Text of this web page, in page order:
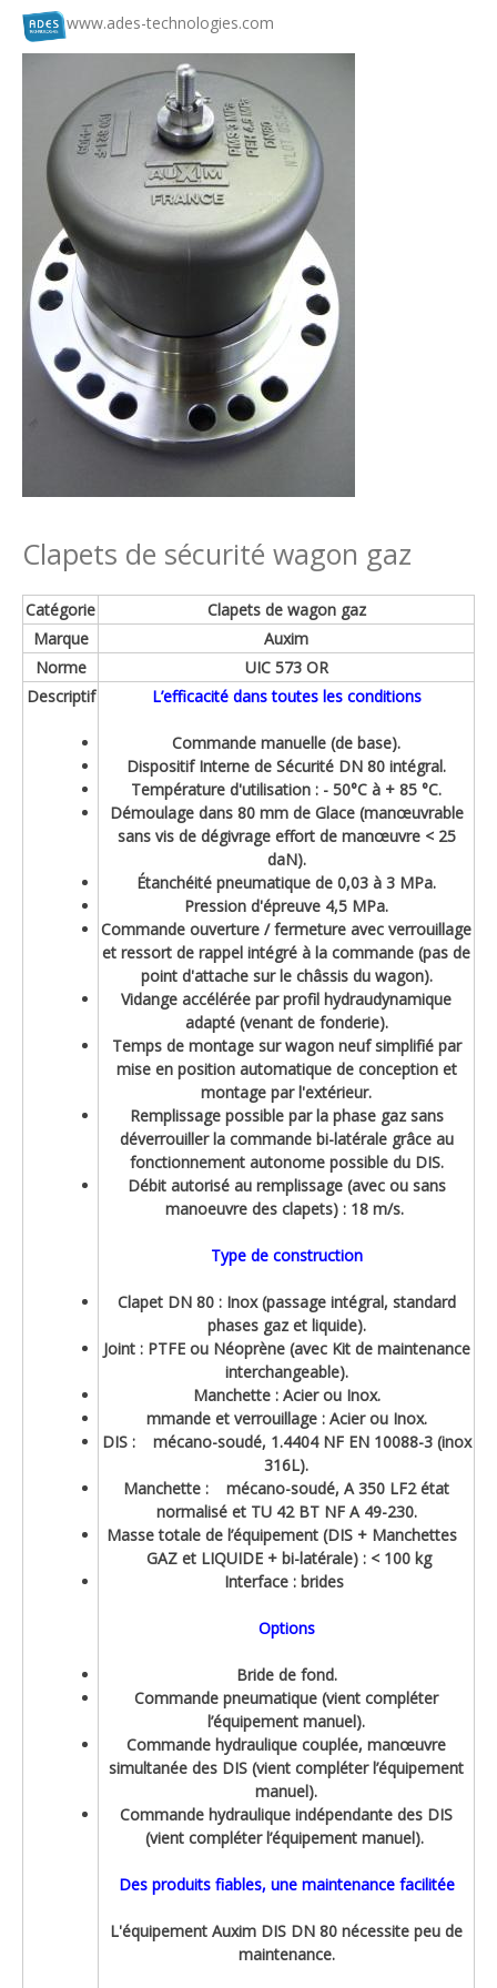
www.ades-technologies.com
Clapets de sécurité wagon gaz
Catégorie
Clapets de wagon gaz
Marque
Auxim
Norme
UIC 573 OR
Descriptif
L’efficacité dans toutes les conditions
Commande manuelle (de base).
Dispositif Interne de Sécurité DN 80 intégral.
Température d'utilisation : - 50°C à + 85 °C.
Démoulage dans 80 mm de Glace (manœuvrable
sans vis de dégivrage effort de manœuvre < 25
daN).
Étanchéité pneumatique de 0,03 à 3 MPa.
Pression d'épreuve 4,5 MPa.
Commande ouverture / fermeture avec verrouillage
et ressort de rappel intégré à la commande (pas de
point d'attache sur le châssis du wagon).
Vidange accélérée par profil hydraudynamique
adapté (venant de fonderie).
Temps de montage sur wagon neuf simplifié par
mise en position automatique de conception et
montage par l'extérieur.
Remplissage possible par la phase gaz sans
déverrouiller la commande bi-latérale grâce au
fonctionnement autonome possible du DIS.
Débit autorisé au remplissage (avec ou sans
manoeuvre des clapets) : 18 m/s.
Type de construction
Clapet DN 80 : Inox (passage intégral, standard
phases gaz et liquide).
Joint : PTFE ou Néoprène (avec Kit de maintenance
interchangeable).
Manchette : Acier ou Inox.
mmande et verrouillage : Acier ou Inox.
DIS : mécano-soudé, 1.4404 NF EN 10088-3 (inox
316L).
Manchette : mécano-soudé, A 350 LF2 état
normalisé et TU 42 BT NF A 49-230.
Masse totale de l’équipement (DIS + Manchettes
GAZ et LIQUIDE + bi-latérale) : < 100 kg
Interface : brides
Options
Bride de fond.
Commande pneumatique (vient compléter
l’équipement manuel).
Commande hydraulique couplée, manœuvre
simultanée des DIS (vient compléter l’équipement
manuel).
Commande hydraulique indépendante des DIS
(vient compléter l’équipement manuel).
Des produits fiables, une maintenance facilitée
L'équipement Auxim DIS DN 80 nécessite peu de
maintenance.